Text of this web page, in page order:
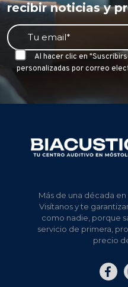
recibir noticias y
Al hacer clic en
personalizadas por correo
Más de una década
Visítanos y te
como nadie, porque
servicio de primera,
precio
del